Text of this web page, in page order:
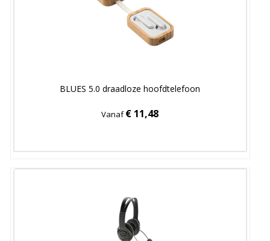
BLUES 5.0 draadloze hoofdtelefoon
Vanaf€ 11,48